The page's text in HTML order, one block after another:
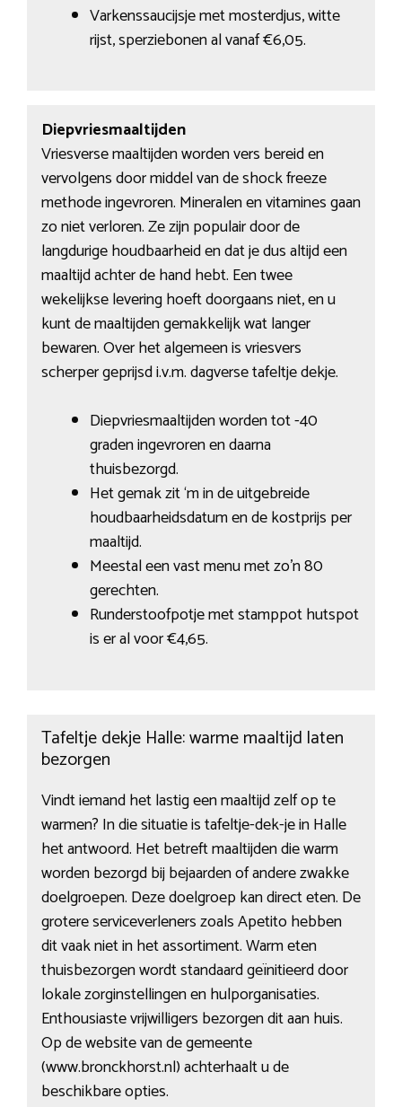
Varkenssaucijsje met mosterdjus, witte
rijst, sperziebonen al vanaf €6,05.
Diepvriesmaaltijden
Vriesverse maaltijden worden vers bereid en
vervolgens door middel van de shock freeze
methode ingevroren. Mineralen en vitamines gaan
zo niet verloren. Ze zijn populair door de
langdurige houdbaarheid en dat je dus altijd een
maaltijd achter de hand hebt. Een twee
wekelijkse levering hoeft doorgaans niet, en u
kunt de maaltijden gemakkelijk wat langer
bewaren. Over het algemeen is vriesvers
scherper geprijsd i.v.m. dagverse tafeltje dekje.
Diepvriesmaaltijden worden tot -40
graden ingevroren en daarna
thuisbezorgd.
Het gemak zit ‘m in de uitgebreide
houdbaarheidsdatum en de kostprijs per
maaltijd.
Meestal een vast menu met zo’n 80
gerechten.
Runderstoofpotje met stamppot hutspot
is er al voor €4,65.
Tafeltje dekje Halle: warme maaltijd laten
bezorgen
Vindt iemand het lastig een maaltijd zelf op te
warmen? In die situatie is tafeltje-dek-je in Halle
het antwoord. Het betreft maaltijden die warm
worden bezorgd bij bejaarden of andere zwakke
doelgroepen. Deze doelgroep kan direct eten. De
grotere serviceverleners zoals Apetito hebben
dit vaak niet in het assortiment. Warm eten
thuisbezorgen wordt standaard geïnitieerd door
lokale zorginstellingen en hulporganisaties.
Enthousiaste vrijwilligers bezorgen dit aan huis.
Op de website van de gemeente
(www.bronckhorst.nl) achterhaalt u de
beschikbare opties.